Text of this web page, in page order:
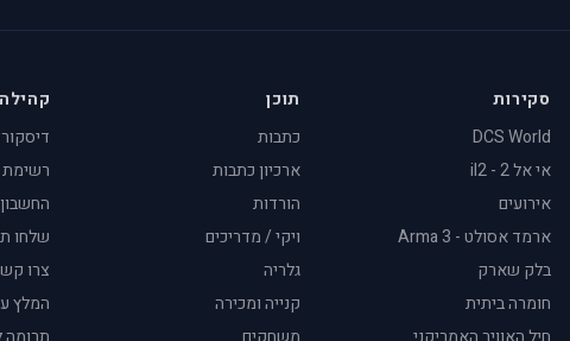
סקירות
DCS World
אי אל 2 - il2
אירועים
ארמד אסולט - Arma 3
בלק שארק
חומרה ביתית
תוכן
כתבות
ארכיון כתבות
הורדות
ויקי / מדריכים
גלריה
קנייה ומכירה
קהילה
רשימת
שלחו
צרו
המלץ